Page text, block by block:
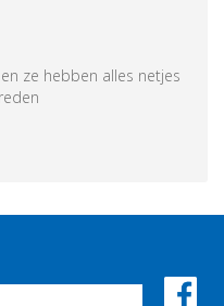
ze hebben alles netjes